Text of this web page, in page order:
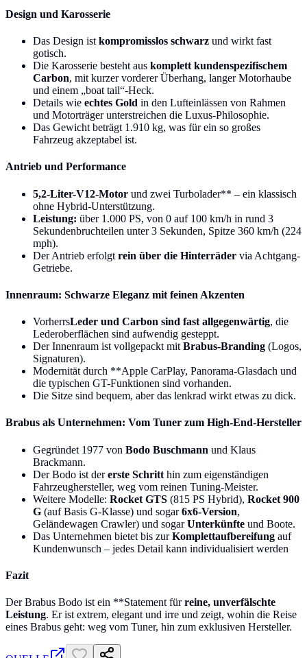
Design und Karosserie
Das Design ist kompromisslos schwarz und wirkt fast
gotisch.
Die Karosserie besteht aus komplett kundenspezifischem
Carbon, mit kurzer vorderer Überhang, langer Motorhaube
und einem „boat tail“-Heck.
Details wie echtes Gold in den Lufteinlässen von Rahmen
und Motorträger unterstreichen die Luxus-Philosophie.
Das Gewicht beträgt 1.910 kg, was für ein so großes
Fahrzeug akzeptabel ist.
Antrieb und Performance
5,2-Liter-V12-Motor und zwei Turbolader** – ein klassisch
ohne Hybrid-Unterstützung.
Leistung: über 1.000 PS, von 0 auf 100 km/h in rund 3
Sekundenbruchteilen unter 3 Sekunden, Spitze 360 km/h (224
mph).
Der Antrieb erfolgt rein über die Hinterräder via Achtgang-
Getriebe.
Innenraum: Schwarze Eleganz mit feinen Akzenten
VorherrsLeder und Carbon sind fast allgegenwärtig, die
Lederoberflächen sind aufwendig gesteppt.
Der Innenraum ist vollgepackt mit Brabus-Branding (Logos,
Signaturen).
Modernität durch **Apple CarPlay, Panorama-Glasdach und
die typischen GT-Funktionen sind vorhanden.
Die Sitze sind bequem, aber das lenkrad wirkt etwas zu dick.
Brabus als Unternehmen: Vom Tuner zum High-End-Hersteller
Gegründet 1977 von Bodo Buschmann und Klaus
Brackmann.
Der Bodo ist dererste Schritt hin zum eigenständigen
Fahrzeughersteller, weg vom reinen Tuning-Meister.
Weitere Modelle: Rocket GTS (815 PS Hybrid), Rocket 900
G (auf Basis G-Klasse) und sogar6x6-Version,
Geländewagen Crawler) und sogarUnterkünfte und Boote.
Das Unternehmen bietet bis zurKomplettaufbereifung auf
Kundenwunsch – jedes Detail kann individualisiert werden
Fazit
Der Brabus Bodo ist ein **Statement fürreine, unverfälschte
Leistung. Er ist extrem, elegant und irre und zeigt, wohin die Reise
eines Brabus geht: weg vom Tuner, hin zum exklusiven Hersteller.